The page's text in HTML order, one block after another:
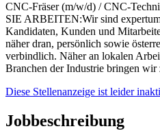
CNC-Fräser (m/w/d) / CNC-
SIE ARBEITEN:Wir sind
Kandidaten, Kunden und
näher dran, persönlich sowie
verbindlich. Näher an lokalen
Branchen der Industrie bringen wir
Diese Stellenanzeige ist leider
Jobbeschreibung